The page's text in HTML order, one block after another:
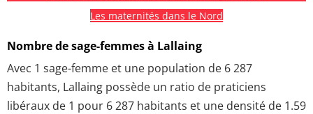
Les maternités dans le Nord
Nombre de sage-femmes à Lallaing
Avec 1 sage-femme et une population de 6 287
habitants, Lallaing possède un ratio de praticiens
libéraux de 1 pour 6 287 habitants et une densité de 1.59